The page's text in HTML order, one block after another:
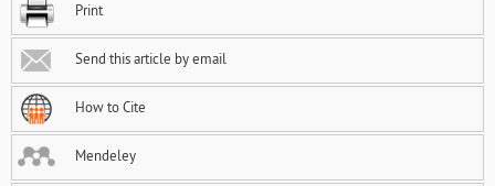
Print
Send this article by email
How to Cite
Mendeley